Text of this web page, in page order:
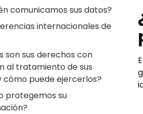
comunicamos sus datos?
internacionales de
son sus derechos con
al tratamiento de sus
cómo puede ejercerlos?
protegemos su